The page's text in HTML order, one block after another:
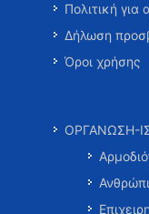
Πολιτική
Δήλωση
Όροι χρήσης
ΟΡΓΑΝΩΣΗ-